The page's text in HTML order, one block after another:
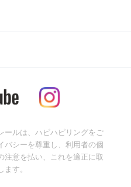
ールは、ハピハピリングをご
バシーを尊重し、利用者の個
注意を払い、これを適正に取
す。